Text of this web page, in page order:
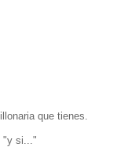
que tienes.
"y si..."